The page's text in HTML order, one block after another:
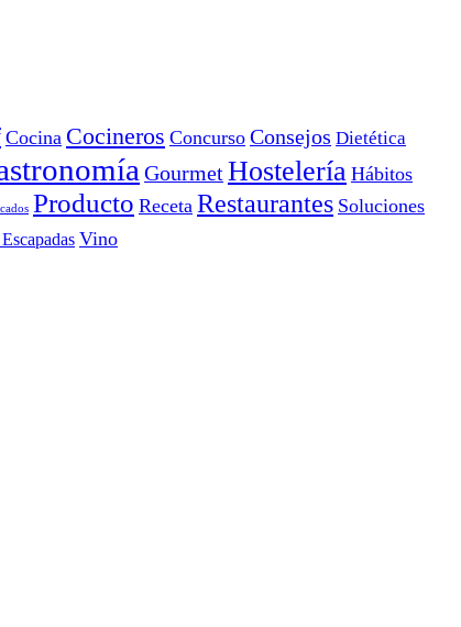
Cocina Cocineros Concurso Consejos Dietética
GourmetHostelería Hábitos
Producto Receta Restaurantes Soluciones
Vino